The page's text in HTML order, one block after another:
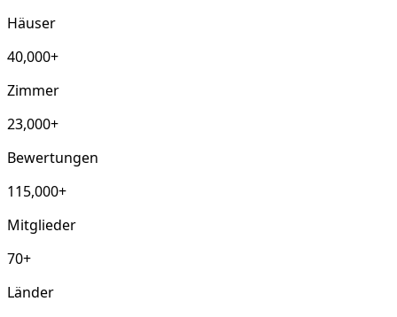
Häuser
40,000+
Zimmer
23,000+
Bewertungen
115,000+
Mitglieder
70+
Länder